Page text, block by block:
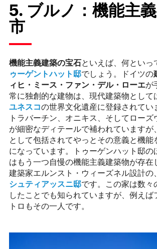
5. ブルノ：機能主
市
機能主義建築の宝石といえば、何といっ
ゥーゲントハット邸でしょう。ドイツの
ィヒ・ミース・ファン・デル・ローエが
常に独創的な建物は、現代建築物として
ユネスコの世界文化遺産に登録されてい
トラバーチン、オニキス、そしてローズ
が細密なディテールで補われていますが
として包括されてやっとその意義と機能
になっています。トゥーゲンハット邸の
はもう一つ自慢の機能主義建築物が存在
建築家エルンスト・ウィーズネル設計の
シュティアッスニ邸です。この家は数々
したことでも知られていますが、例えば
トロもその一人です。